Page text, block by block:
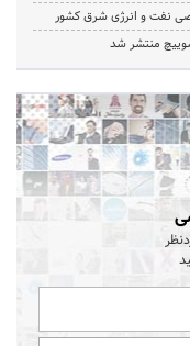
نفت و انرژی شرق کشور
منتشر شد